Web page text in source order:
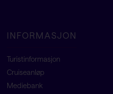
INFORMASJON
Turistinformasjon
Cruiseanløp
Mediebank